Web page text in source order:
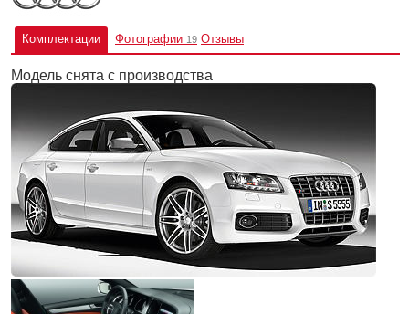
Комплектации Фотографии 19 Отзывы
Модель снята с производства